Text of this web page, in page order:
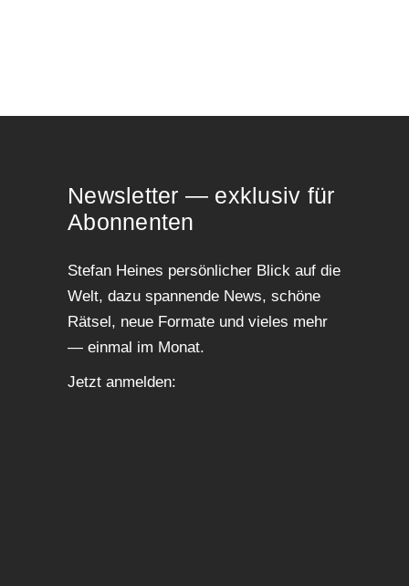
News­let­ter — exklu­siv für
Abonnenten
Ste­fan Hei­nes per­sön­li­cher Blick auf die
Welt, dazu span­nen­de News, schö­ne
Rät­sel, neue For­ma­te und vie­les mehr
— ein­mal im Monat.
Jetzt anmel­den: